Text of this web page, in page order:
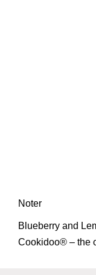
Noter
Blueberry and
Cookidoo® – the